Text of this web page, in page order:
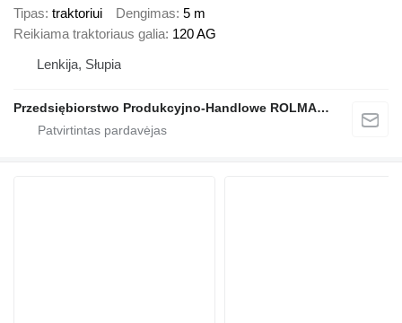
Tipas traktoriui Dengimas 5 m
Reikiama traktoriaus galia 120 AG
Lenkija, Słupia
Przedsiębiorstwo Produkcyjno-Handlowe ROLMAPOL Marcin Dziekan